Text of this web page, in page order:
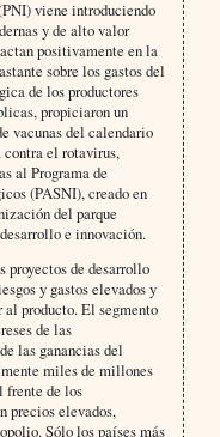
viene introduciendo
y de alto valor
positivamente en la
sobre los gastos del
de los productores
propiciaron un
vacunas del calendario
el rotavirus,
al Programa de
(PASNI), creado en
del parque
e innovación.
proyectos de desarrollo
y gastos elevados y
al producto. El segmento
de las
las ganancias del
miles de millones
frente de los
precios elevados,
Sólo los países más